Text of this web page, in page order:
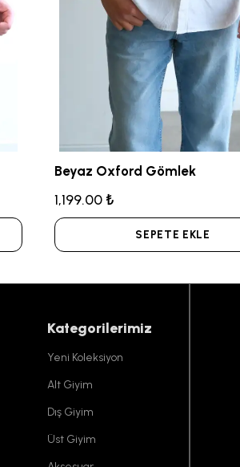
Beyaz Oxford Gömlek
1,199.00 ₺
SEPETE EKLE
Kategorilerimiz
Yeni Koleksiyon
Alt Giyim
Dış Giyim
Üst Giyim